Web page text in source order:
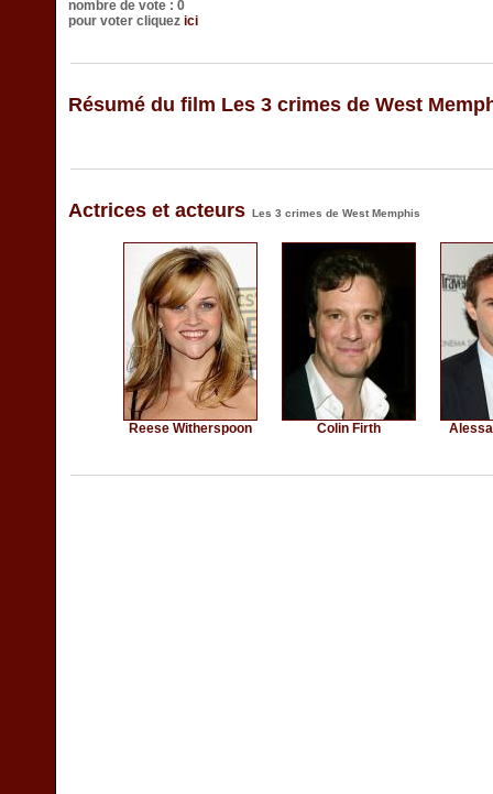
nombre de vote : 0
pour voter cliquez ici
Résumé du film Les 3 crimes de West
Actrices et acteurs Les 3 crimes de West Memphis
Reese Witherspoon Colin Firth